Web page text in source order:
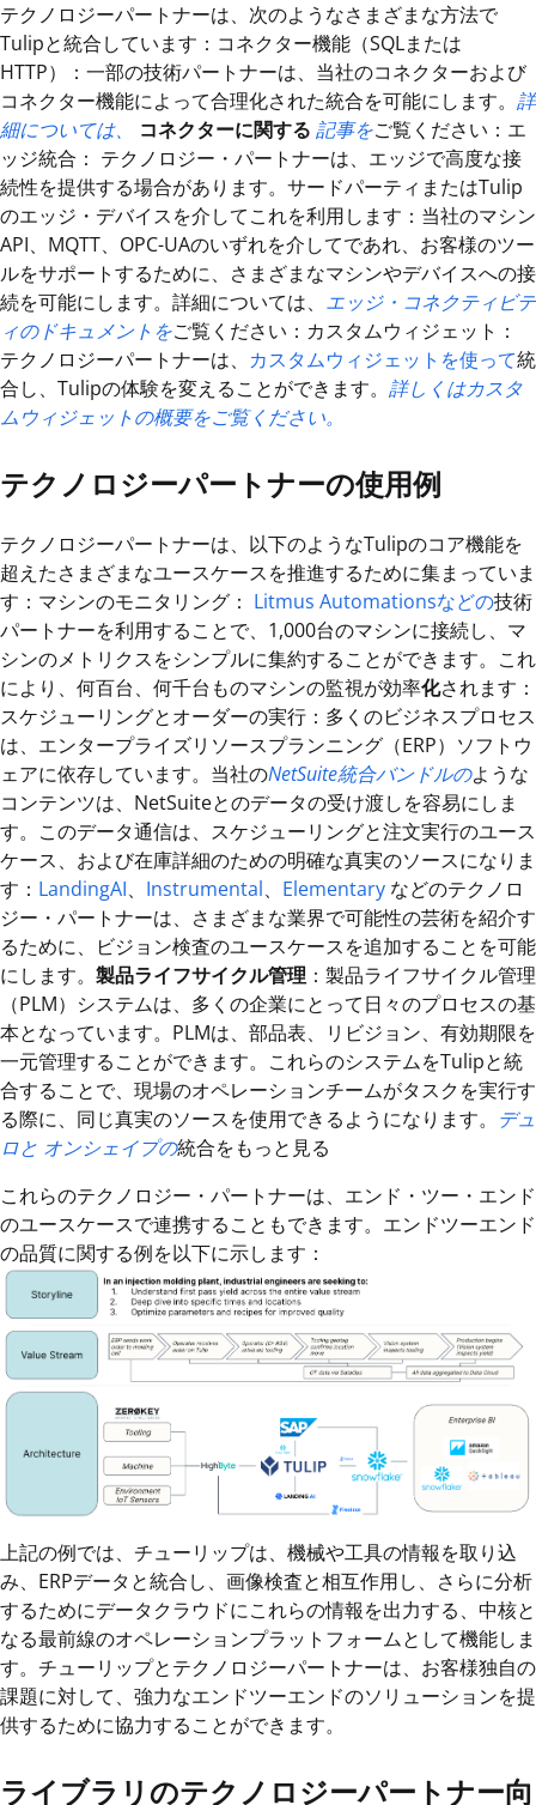
テクノロジーパートナーは、次のようなさまざまな方法で
Tulipと統合しています：コネクター機能（SQLまたは
HTTP）：一部の技術パートナーは、当社のコネクターおよび
コネクター機能によって合理化された統合を可能にします。 詳
細については、
コネクターに関する 記事をご覧ください：エ
ッジ統合： テクノロジー・パートナーは、エッジで高度な接
続性を提供する場合があります。サードパーティまたはTulip
のエッジ・デバイスを介してこれを利用します：当社のマシン
API、MQTT、OPC-UAのいずれを介してであれ、お客様のツー
ルをサポートするために、さまざまなマシンやデバイスへの接
続を可能にします。詳細については、 エッジ・コネクティビテ
ィのドキュメントをご覧ください：カスタムウィジェット：
テクノロジーパートナーは、 カスタムウィジェットを使って統
合し、Tulipの体験を変えることができます。 詳しくはカスタ
ムウィジェットの概要をご覧ください。
テクノロジーパートナーの使用例
テクノロジーパートナーは、以下のようなTulipのコア機能を
超えたさまざまなユースケースを推進するために集まっていま
す：マシンのモニタリング： Litmus Automationsなどの技術
パートナーを利用することで、1,000台のマシンに接続し、マ
シンのメトリクスをシンプルに集約することができます。これ
により、何百台、何千台ものマシンの監視が効率化されます：
スケジューリングとオーダーの実行：多くのビジネスプロセス
は、エンタープライズリソースプランニング（ERP）ソフトウ
ェアに依存しています。当社のNetSuite統合バンドルのような
コンテンツは、NetSuiteとのデータの受け渡しを容易にしま
す。このデータ通信は、スケジューリングと注文実行のユース
ケース、および在庫詳細のための明確な真実のソースになりま
す： LandingAI、 Instrumental、 Elementary などのテクノロ
ジー・パートナーは、さまざまな業界で可能性の芸術を紹介す
るために、ビジョン検査のユースケースを追加することを可能
にします。 製品ライフサイクル管理 ：製品ライフサイクル管理
（PLM）システムは、多くの企業にとって日々のプロセスの基
本となっています。PLMは、部品表、リビジョン、有効期限を
一元管理することができます。これらのシステムをTulipと統
合することで、現場のオペレーションチームがタスクを実行す
る際に、同じ真実のソースを使用できるようになります。 デュ
ロと オンシェイプの統合をもっと見る
これらのテクノロジー・パートナーは、エンド・ツー・エンド
のユースケースで連携することもできます。エンドツーエンド
の品質に関する例を以下に示します：
上記の例では、チューリップは、機械や工具の情報を取り込
み、ERPデータと統合し、画像検査と相互作用し、さらに分析
するためにデータクラウドにこれらの情報を出力する、中核と
なる最前線のオペレーションプラットフォームとして機能しま
す。チューリップとテクノロジーパートナーは、お客様独自の
課題に対して、強力なエンドツーエンドのソリューションを提
供するために協力することができます。
ライブラリのテクノロジーパートナー向